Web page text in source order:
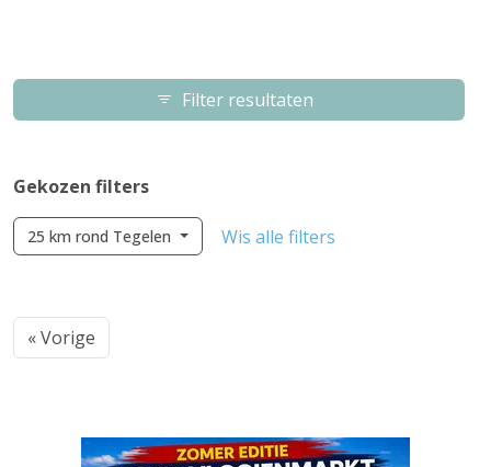
Filter resultaten
Gekozen filters
25 km rond Tegelen Wis alle filters
« Vorige